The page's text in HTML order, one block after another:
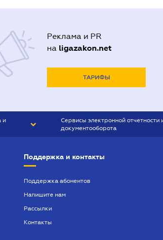
Реклама и PR
на ligazakon.net
ТАРИФЫ
и
Сервисы электронной отчетности
документооборота
Поддержка и контакты
Поддержка абонентов
Напишите нам
Рассылки
Контакты